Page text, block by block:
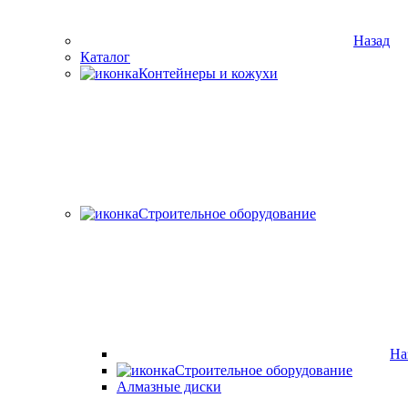
Назад
Каталог
Контейнеры и кожухи
Строительное оборудование
Строительное оборудование
Алмазные диски